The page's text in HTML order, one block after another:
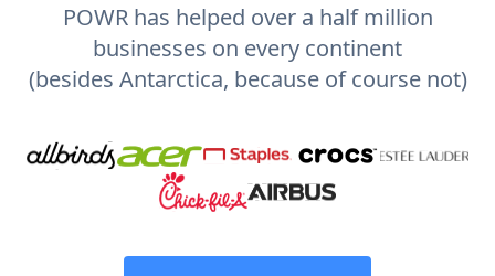
POWR has helped over a half million
businesses on every continent
(besides Antarctica, because of course not)